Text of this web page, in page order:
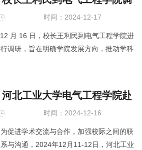
研
时间：2024-12-17
12 月 16 日，校长王利民到电气工程学院进
行调研，旨在明确学院发展方向，推动学科
作迈向新台阶。学校办公室主任李红实陪
河北工业大学电气工程学院赴
新疆大学及新疆生产建设兵团
时间：2024-12-16
为促进学术交流与合作，加强校际之间的联
系与沟通，2024年12月11-12日，河北工业